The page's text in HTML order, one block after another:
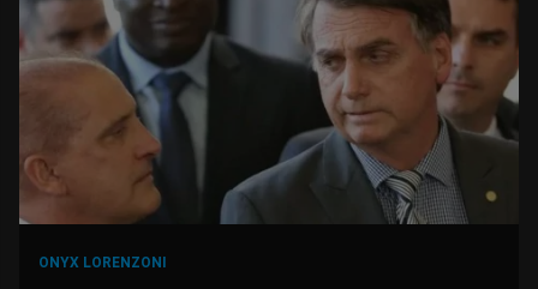
FacebookWhatsappTwitterMessengerTelegramGettr
ONYX LORENZONI